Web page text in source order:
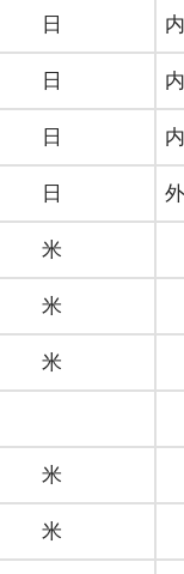
日
日
日
日
米
米
米
米
米